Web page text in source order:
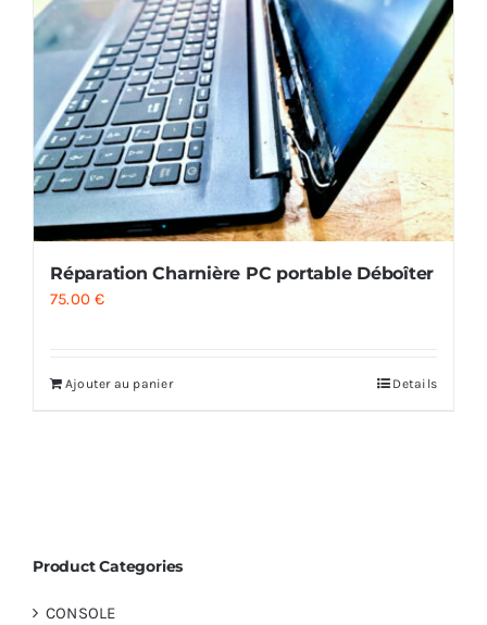
Réparation Charnière PC portable Déboîter
75.00€
Ajouter au panier Details
Product Categories
CONSOLE